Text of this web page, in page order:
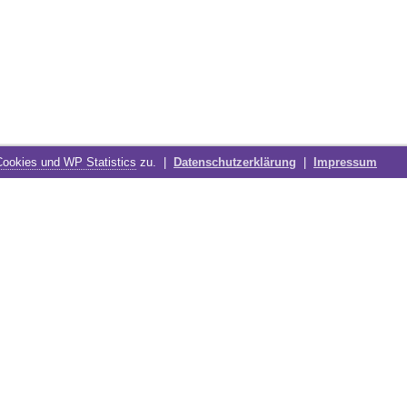
und WP Statistics zu. | Datenschutzerklärung Impressum